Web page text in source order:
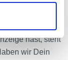
Du
hast, steht
wir Dein